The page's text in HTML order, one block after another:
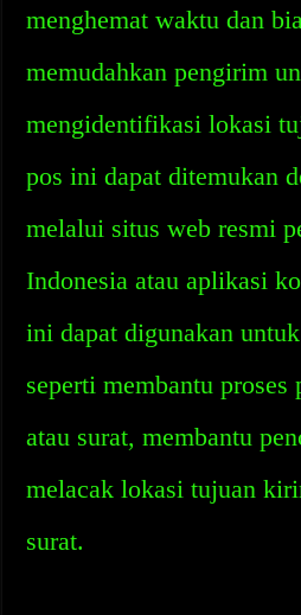
menghemat waktu dan
memudahkan pengirim
mengidentifikasi lokasi
pos ini dapat ditemukan
melalui situs web resmi
Indonesia atau aplikasi
ini dapat digunakan
seperti membantu proses
atau surat, membantu
melacak lokasi tujuan
surat.